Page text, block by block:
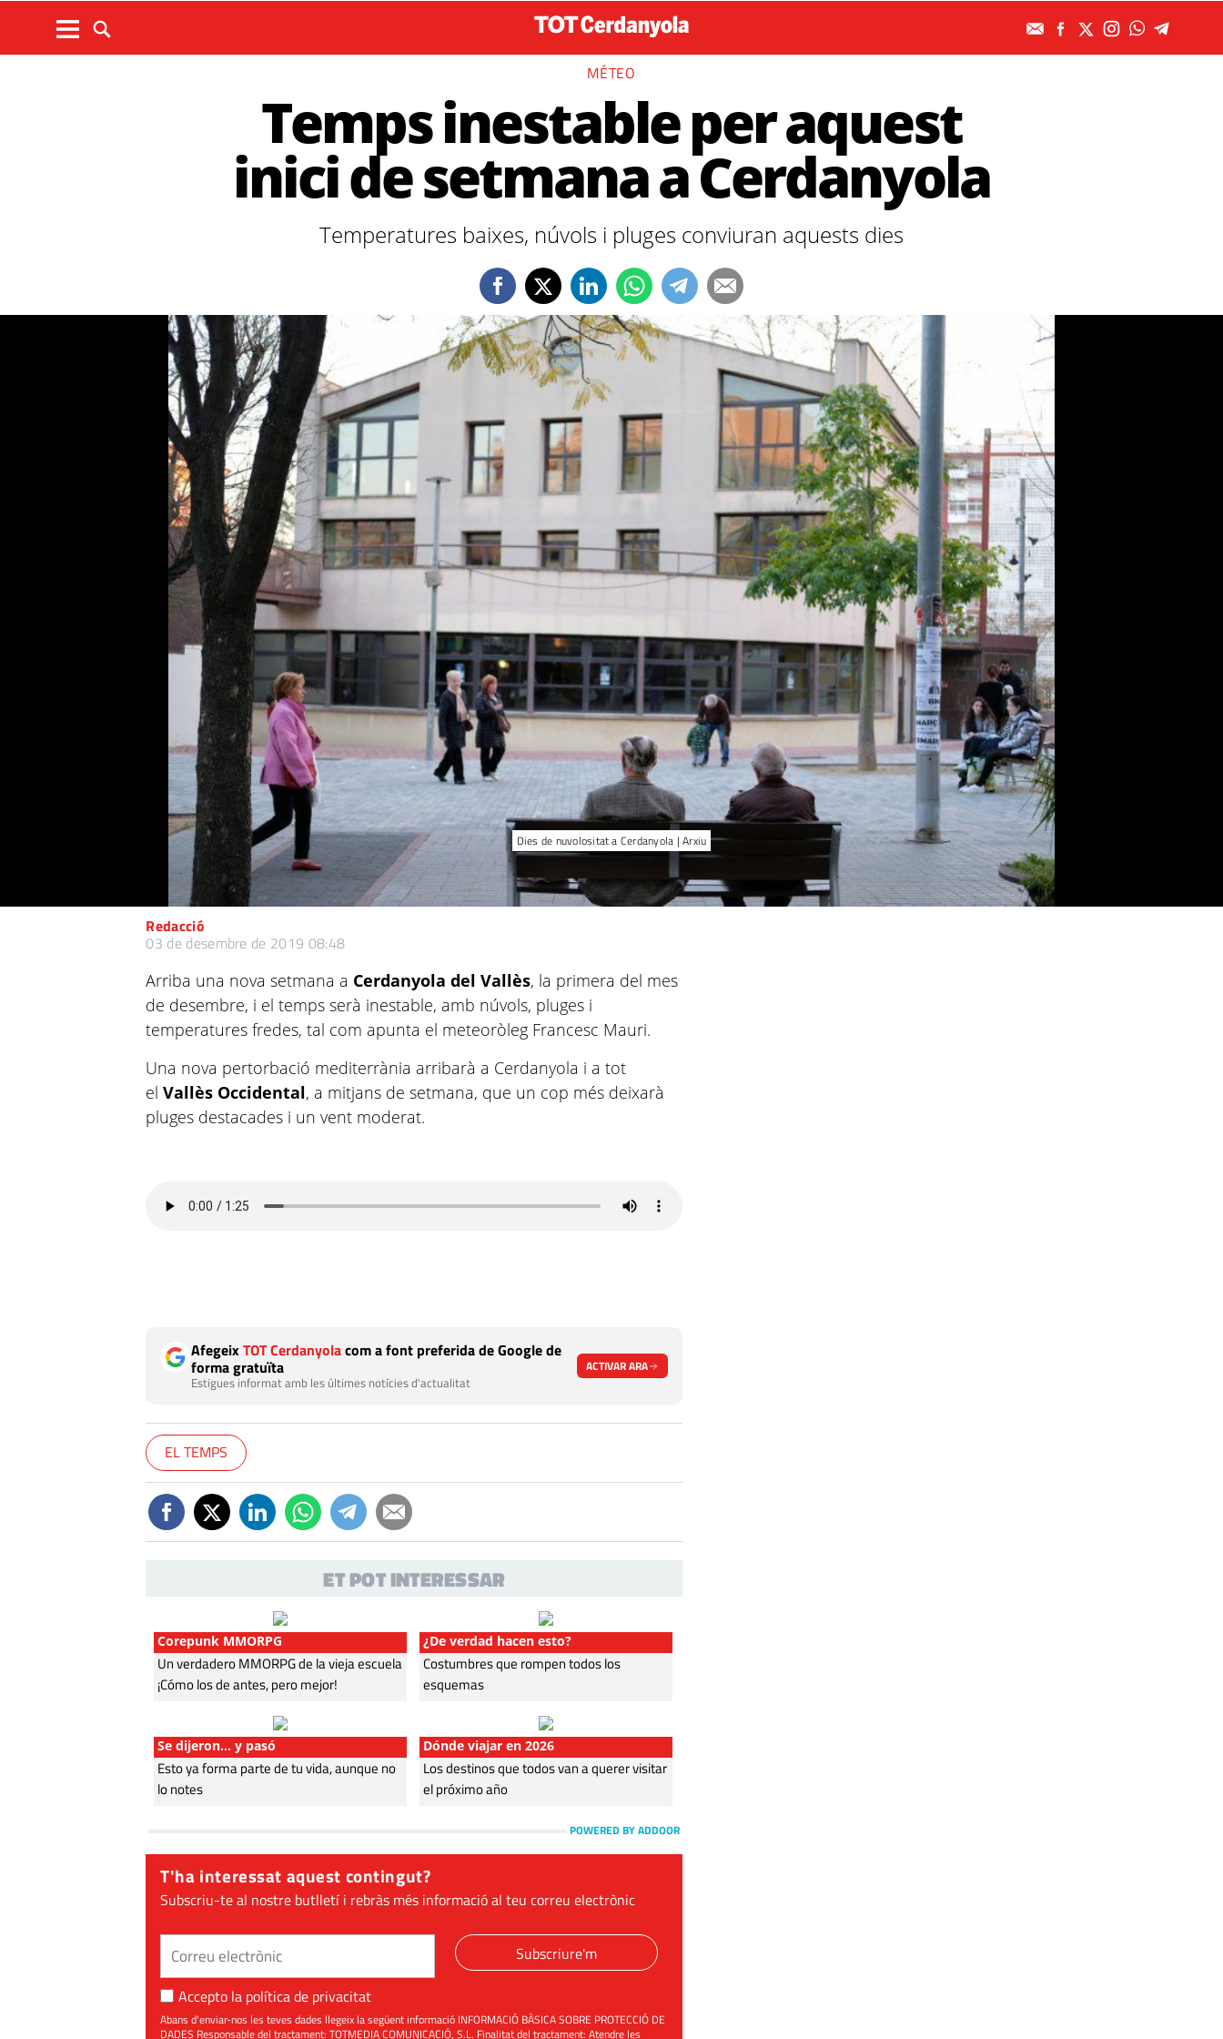
MÉTEO
Temps inestable per aquest
inici de setmana a Cerdanyola
Temperatures baixes, núvols i pluges conviuran aquests dies
Dies de nuvolositat a Cerdanyola | Arxiu
Redacció
03 de desembre de 2019 08:48
Arriba una nova setmana a Cerdanyola del Vallès, la primera del mes
de desembre, i el temps serà inestable, amb núvols, pluges i
temperatures fredes, tal com apunta el meteoròleg Francesc Mauri.
Una nova pertorbació mediterrània arribarà a Cerdanyola i a tot
elVallès Occidental, a mitjans de setmana, que un cop més deixarà
pluges destacades i un vent moderat.
AfegeixTOT Cerdanyolacom a font preferida de Google de
forma gratuïta
Estigues informat amb les últimes notícies d'actualitat
ACTIVAR ARA
EL TEMPS
ET POT INTERESSAR
Corepunk MMORPG
Un verdadero MMORPG de la vieja escuela
¡Cómo los de antes, pero mejor!
¿De verdad hacen esto?
Costumbres que rompen todos los
esquemas
Se dijeron… y pasó
Esto ya forma parte de tu vida, aunque no
lo notes
Dónde viajar en 2026
Los destinos que todos van a querer visitar
el próximo año
POWERED BY ADDOOR
T'ha interessat aquest contingut?
Subscriu-te al nostre butlletí i rebràs més informació al teu correu electrònic
Subscriure'm
Accepto la política de privacitat
Abans d'enviar-nos les teves dades llegeix la següent informació INFORMACIÓ BÀSICA SOBRE PROTECCIÓ DE
DADES Responsable del tractament: TOTMEDIA COMUNICACIÓ, S.L. Finalitat del tractament: Atendre les